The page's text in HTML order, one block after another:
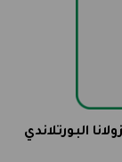
البورتلاندي